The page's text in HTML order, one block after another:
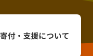
寄付・ 支援について